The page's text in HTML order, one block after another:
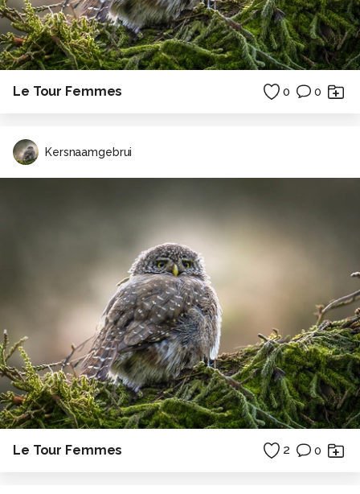
Le Tour Femmes 0 0
Kersnaamgebrui
Le Tour Femmes 2 0